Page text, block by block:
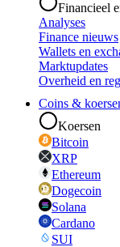
Financieel
Analyses
Finance nieuws
Wallets en
Marktupdates
Overheid en
Coins &
Koersen
Bitcoin
XRP
Ethereum
Dogecoin
Solana
Cardano
SUI